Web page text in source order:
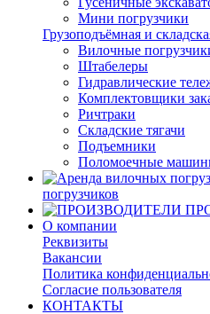
Мини погрузчики
Грузоподъёмная и
Вилочные
Штабелеры
Гидравлические
Комплектовщики
Ричтраки
Складские тягачи
Подъемники
Поломоечные
погрузчиков
О компании
Реквизиты
Вакансии
Политика
Согласие пользователя
КОНТАКТЫ